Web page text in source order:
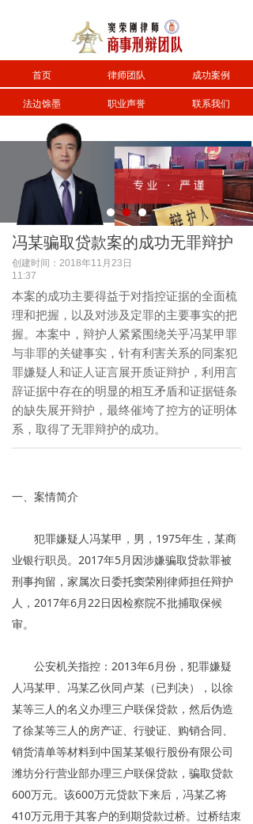
首页 律师团队 成功案例
法边馀墨 职业声誉 联系我们
冯某骗取贷款案的成功无罪辩护
创建时间： 2018年11月23日
11:37
本案的成功主要得益于对指控证据的全面梳
理和把握，以及对涉及定罪的主要事实的把
握。本案中，辩护人紧紧围绕关乎冯某甲罪
与非罪的关键事实，针有利害关系的同案犯
罪嫌疑人和证人证言展开质证辩护，利用言
辞证据中存在的明显的相互矛盾和证据链条
的缺失展开辩护，最终催垮了控方的证明体
系，取得了无罪辩护的成功。
一、案情简介
犯罪嫌疑人冯某甲，男，1975年生，某商
业银行职员。2017年5月因涉嫌骗取贷款罪被
刑事拘留，家属次日委托窦荣刚律师担任辩护
人，2017年6月22日因检察院不批捕取保候
审。
公安机关指控：2013年6月份，犯罪嫌疑
人冯某甲、冯某乙伙同卢某（已判决），以徐
某等三人的名义办理三户联保贷款，然后伪造
了徐某等三人的房产证、行驶证、购销合同、
销货清单等材料到中国某某银行股份有限公司
潍坊分行营业部办理三户联保贷款，骗取贷款
600万元。该600万元贷款下来后，冯某乙将
410万元用于其客户的到期贷款过桥。过桥结朿